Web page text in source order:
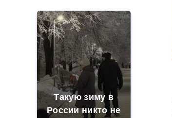
Такую зиму в
России никто не